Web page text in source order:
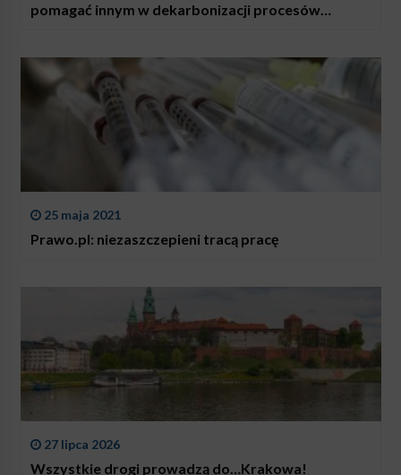
pomagać innym w dekarbonizacji procesów
25 maja 2021
Prawo.pl: niezaszczepieni tracą pracę
27 lipca 2026
Wszystkie drogi prowadzą do…Krakowa!